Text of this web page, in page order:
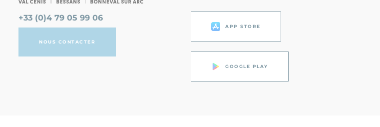
+33 (0)4 79 05 99 06
NOUS CONTACTER
APP STORE
GOOGLE PLAY